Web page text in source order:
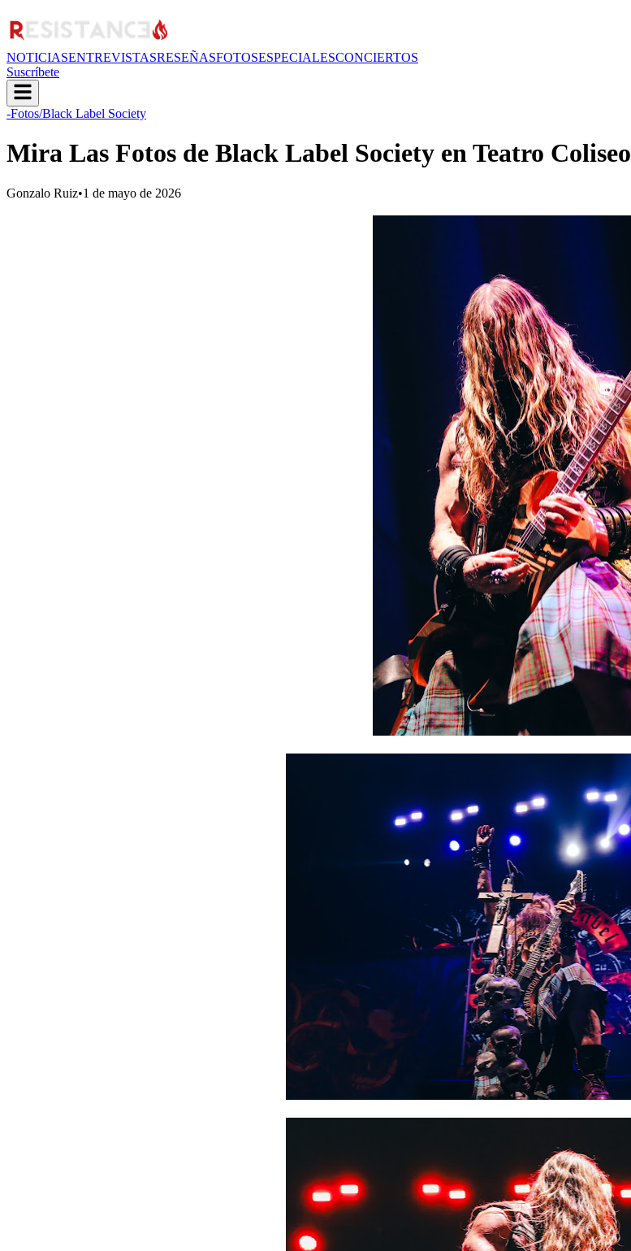
NOTICIASENTREVISTASRESEÑASFOTOSESPECIALESCONCIERTOS
Suscríbete
-Fotos/Black Label Society
Mira Las Fotos de Black Label Society en Teatro Coliseo
Gonzalo Ruiz•1 de mayo de 2026